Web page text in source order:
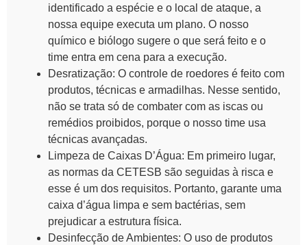
identificado a espécie e o local de ataque, a
nossa equipe executa um plano. O nosso
químico e biólogo sugere o que será feito e o
time entra em cena para a execução.
Desratização: O controle de roedores é feito com
produtos, técnicas e armadilhas. Nesse sentido,
não se trata só de combater com as iscas ou
remédios proibidos, porque o nosso time usa
técnicas avançadas.
Limpeza de Caixas D’Água: Em primeiro lugar,
as normas da CETESB são seguidas à risca e
esse é um dos requisitos. Portanto, garante uma
caixa d’água limpa e sem bactérias, sem
prejudicar a estrutura física.
Desinfecção de Ambientes: O uso de produtos